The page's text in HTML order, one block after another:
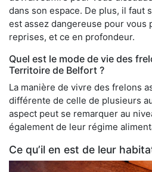
dans son espace. De plus, il faut
est assez dangereuse pour vous
reprises, et ce en profondeur.
Quel est le mode de vie des
Territoire de Belfort ?
La manière de vivre des frelons
différente de celle de plusieurs
aspect peut se remarquer au
également de leur régime
Ce qu’il en est de leur